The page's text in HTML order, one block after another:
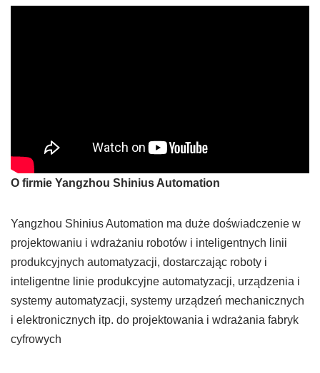
O firmie Yangzhou Shinius Automation
Yangzhou Shinius Automation ma duże doświadczenie w
projektowaniu i wdrażaniu robotów i inteligentnych linii
produkcyjnych automatyzacji, dostarczając roboty i
inteligentne linie produkcyjne automatyzacji, urządzenia i
systemy automatyzacji, systemy urządzeń mechanicznych
i elektronicznych itp. do projektowania i wdrażania fabryk
cyfrowych